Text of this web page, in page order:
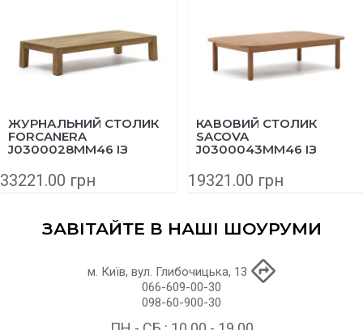
ЖУРНАЛЬНИЙ СТОЛИК
FORCANERA
J0300028MM46 ІЗ
СМ
33221.00 грн
КАВОВИЙ СТОЛИК
SACOVA
J0300043MM46 ІЗ
140Х89 СМ
19321.00 грн
ЗАВІТАЙТЕ В НАШІ ШОУРУМИ
м. Київ, вул. Глибочицька, 13
066-609-00-30
098-60-900-30